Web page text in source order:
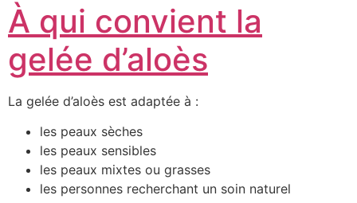
À qui convient la
gelée d’aloès
La gelée d’aloès est adaptée à :
les peaux sèches
les peaux sensibles
les peaux mixtes ou grasses
les personnes recherchant un soin naturel